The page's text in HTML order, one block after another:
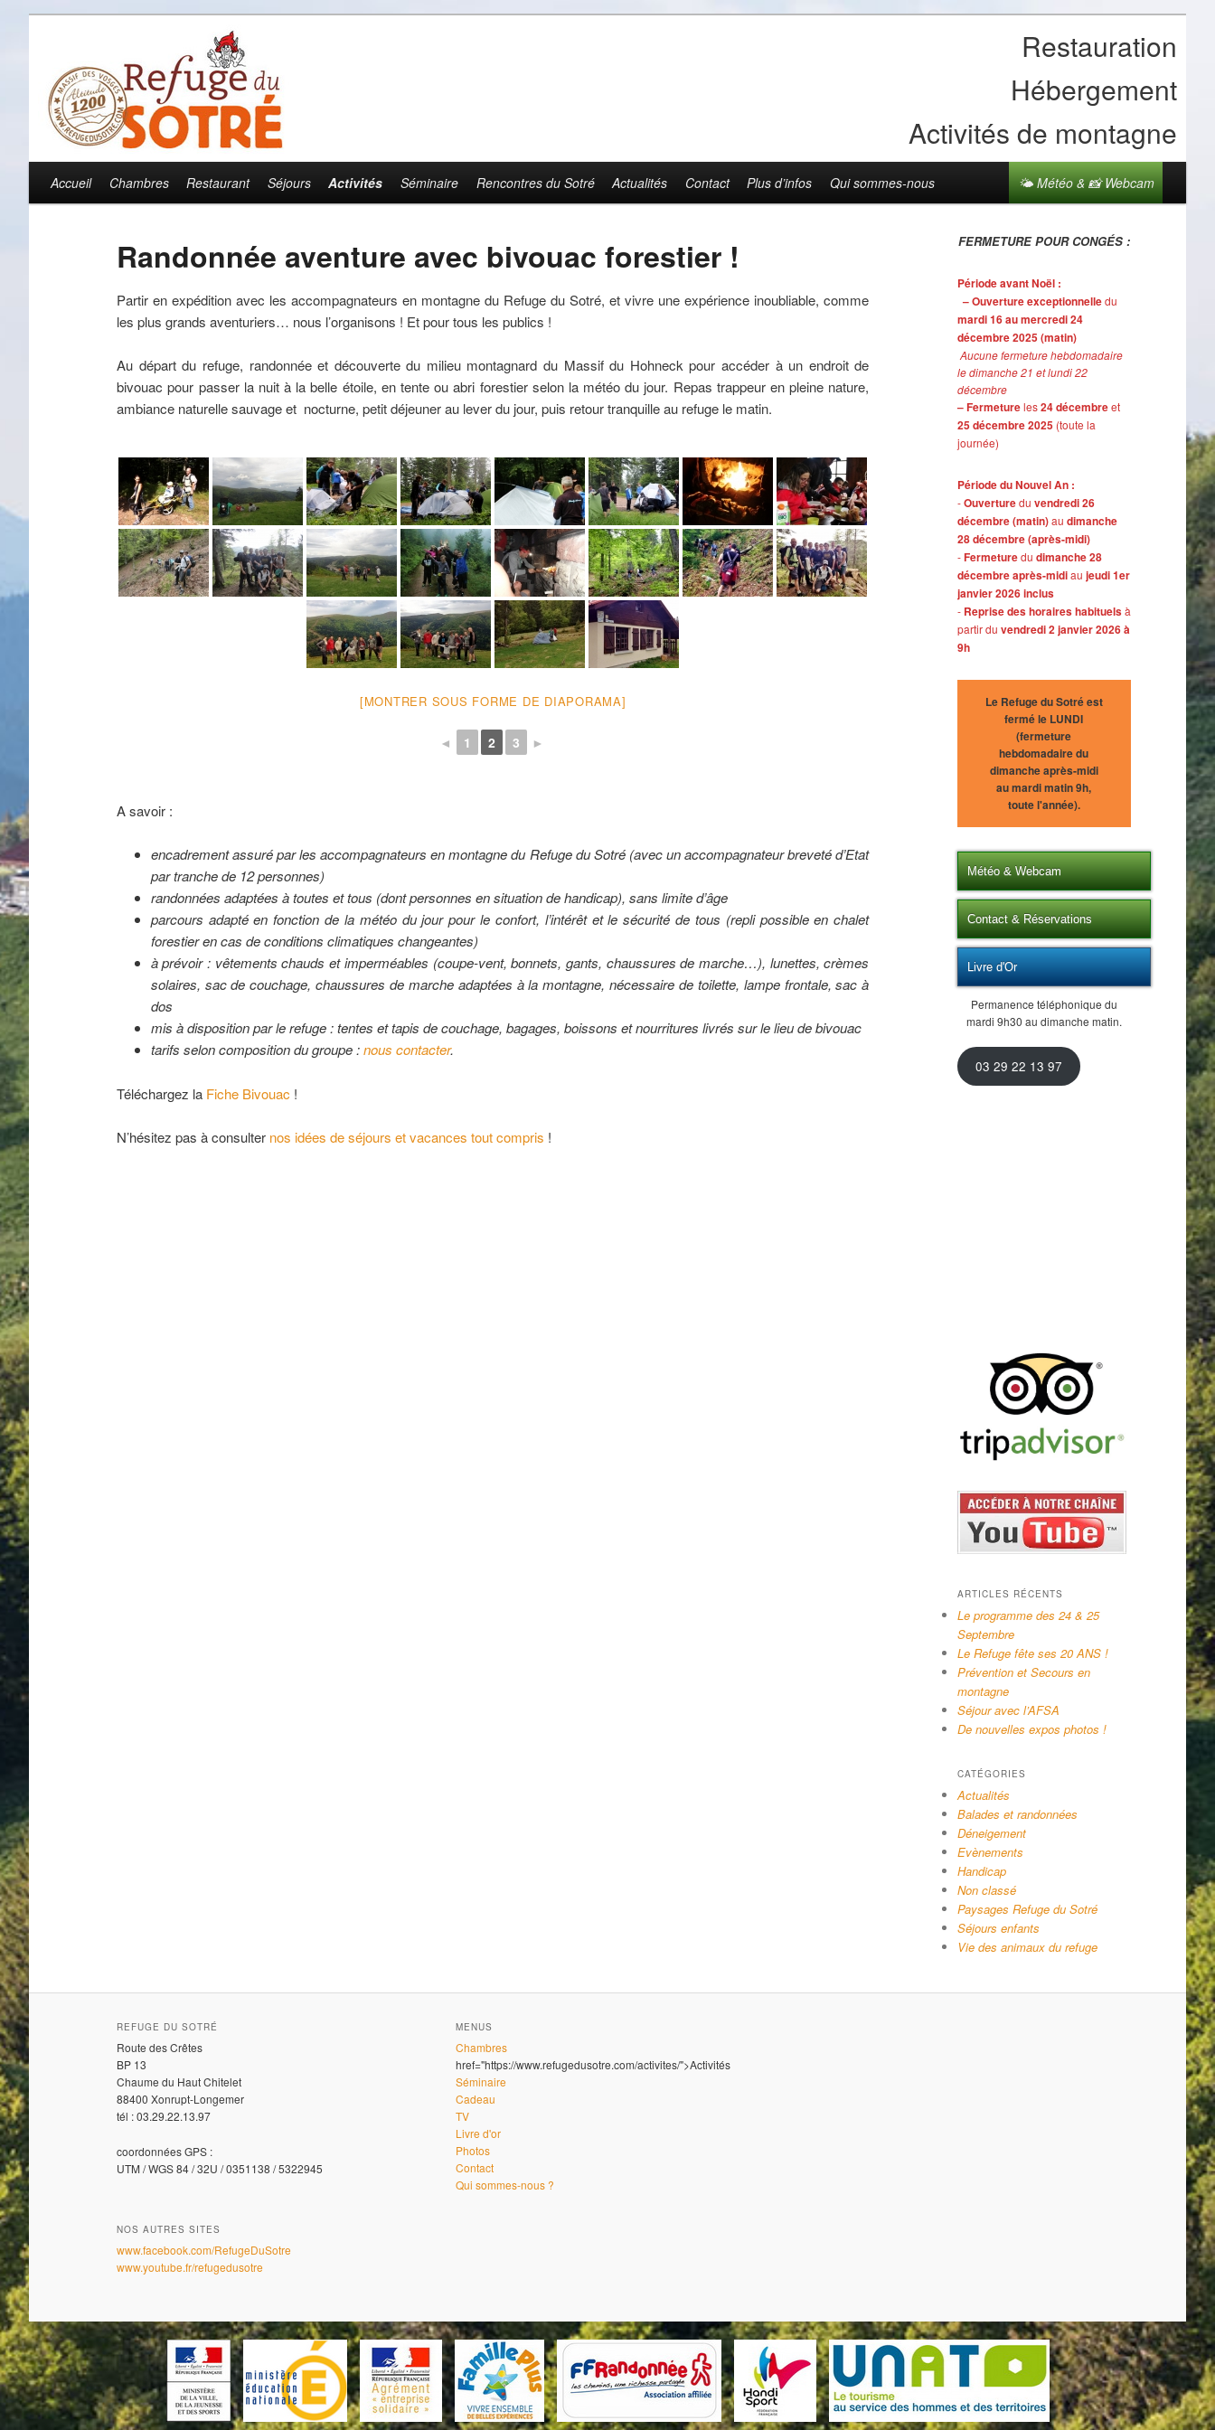
Restauration
Hébergement
Activités de montagne
Menu principal
Aller au contenu principal
Aller au contenu secondaire
Accueil Chambres Restaurant Séjours Activités Séminaire Rencontres du Sotré Actualités Contact Plus d’infos Qui sommes-nous 🌤 Météo & 📸 Webcam
Randonnée aventure avec bivouac forestier !
Partir en expédition avec les accompagnateurs en montagne du Refuge du Sotré, et vivre une expérience inoubliable, comme
les plus grands aventuriers… nous l’organisons ! Et pour tous les publics !
Au départ du refuge, randonnée et découverte du milieu montagnard du Massif du Hohneck pour accéder à un endroit de
bivouac pour passer la nuit à la belle étoile, en tente ou abri forestier selon la météo du jour. Repas trappeur en pleine nature,
ambiance naturelle sauvage et nocturne, petit déjeuner au lever du jour, puis retour tranquille au refuge le matin.
[MONTRER SOUS FORME DE DIAPORAMA]
◄ 1 2 3 ►
A savoir :
encadrement assuré par les accompagnateurs en montagne du Refuge du Sotré (avec un accompagnateur breveté d’Etat
par tranche de 12 personnes)
randonnées adaptées à toutes et tous (dont personnes en situation de handicap), sans limite d’âge
parcours adapté en fonction de la météo du jour pour le confort, l’intérêt et le sécurité de tous (repli possible en chalet
forestier en cas de conditions climatiques changeantes)
à prévoir : vêtements chauds et imperméables (coupe-vent, bonnets, gants, chaussures de marche…), lunettes, crèmes
solaires, sac de couchage, chaussures de marche adaptées à la montagne, nécessaire de toilette, lampe frontale, sac à
dos
mis à disposition par le refuge : tentes et tapis de couchage, bagages, boissons et nourritures livrés sur le lieu de bivouac
tarifs selon composition du groupe :nous contacter.
Téléchargez la Fiche Bivouac !
N’hésitez pas à consulter nos idées de séjours et vacances tout compris !
FERMETURE POUR CONGÉS :
Période avant Noël :
– Ouverture exceptionnelledu
mardi 16 au mercredi 24
décembre 2025 (matin)
Aucune fermeture hebdomadaire
le dimanche 21 et lundi 22
décembre
– Fermetureles24 décembreet
25 décembre 2025(toute la
journée)
Période du Nouvel An :
-Ouverturedu vendredi 26
décembre (matin)au dimanche
28 décembre (après-midi)
-Fermeturedu dimanche 28
décembre après-midiau jeudi 1er
janvier 2026 inclus
- Reprise des horaires habituelsà
partir du vendredi 2 janvier 2026 à
9h
Le Refuge du Sotré est
fermé le LUNDI
(fermeture
hebdomadaire du
dimanche après-midi
au mardi matin 9h,
toute l'année).
Météo & Webcam
Contact & Réservations
Livre d'Or
Permanence téléphonique du
mardi 9h30 au dimanche matin.
03 29 22 13 97
ARTICLES RÉCENTS
Le programme des 24 & 25
Septembre
Le Refuge fête ses 20 ANS !
Prévention et Secours en
montagne
Séjour avec l’AFSA
De nouvelles expos photos !
CATÉGORIES
Actualités
Balades et randonnées
Déneigement
Evènements
Handicap
Non classé
Paysages Refuge du Sotré
Séjours enfants
Vie des animaux du refuge
REFUGE DU SOTRÉ
Route des Crêtes
BP 13
Chaume du Haut Chitelet
88400 Xonrupt-Longemer
tél : 03.29.22.13.97
coordonnées GPS :
UTM / WGS 84 / 32U / 0351138 / 5322945
MENUS
Chambres
href="https://www.refugedusotre.com/activites/">Activités
Séminaire
Cadeau
TV
Livre d'or
Photos
Contact
Qui sommes-nous ?
NOS AUTRES SITES
www.facebook.com/RefugeDuSotre
www.youtube.fr/refugedusotre